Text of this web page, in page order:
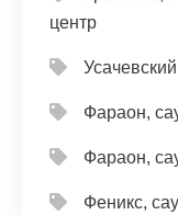
центр
Фараон,
Фараон,
Феникс,